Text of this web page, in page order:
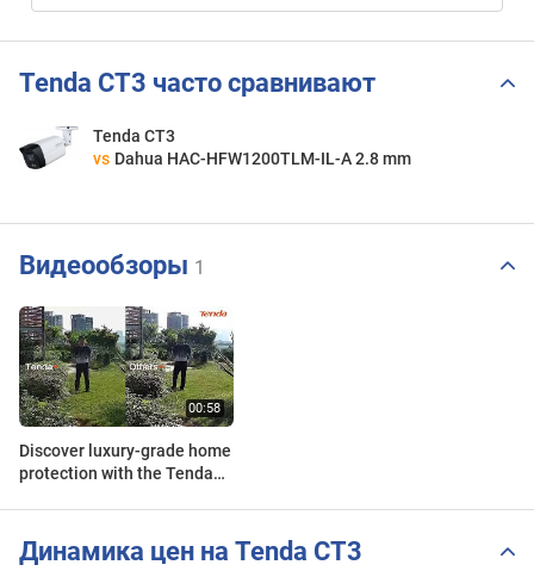
Tenda CT3 часто сравнивают
Tenda CT3
vs Dahua HAC-HFW1200TLM-IL-A 2.8 mm
Видеообзоры 1
Discover luxury-grade home
protection with the Tenda
Динамика цен на Tenda CT3